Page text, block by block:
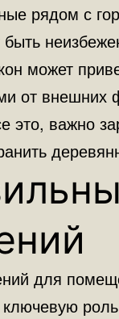
рядом с
может
от внешних
это, важно
для
ключевую